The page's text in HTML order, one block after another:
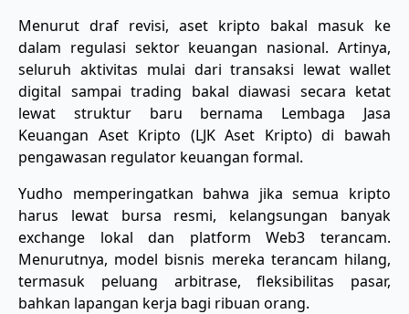
Menurut draf revisi, aset kripto bakal masuk ke
dalam regulasi sektor keuangan nasional. Artinya,
seluruh aktivitas mulai dari transaksi lewat wallet
digital sampai trading bakal diawasi secara ketat
lewat struktur baru bernama Lembaga Jasa
Keuangan Aset Kripto (LJK Aset Kripto) di bawah
pengawasan regulator keuangan formal.
Yudho memperingatkan bahwa jika semua kripto
harus lewat bursa resmi, kelangsungan banyak
exchange lokal dan platform Web3 terancam.
Menurutnya, model bisnis mereka terancam hilang,
termasuk peluang arbitrase, fleksibilitas pasar,
bahkan lapangan kerja bagi ribuan orang.